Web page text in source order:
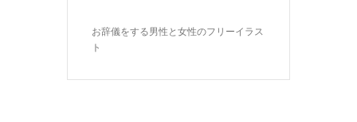
お辞儀をする男性と女性のフリーイラス
ト